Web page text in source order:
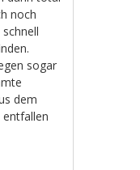
noch
sogar
dem
entfallen